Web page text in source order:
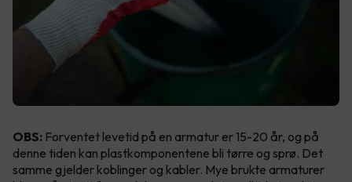
OBS: Forventet levetid på en armatur er 15-20 år, og på
denne tiden kan plastkomponentene bli tørre og sprø. Det
samme gjelder koblinger og kabler. Mye brukte armaturer